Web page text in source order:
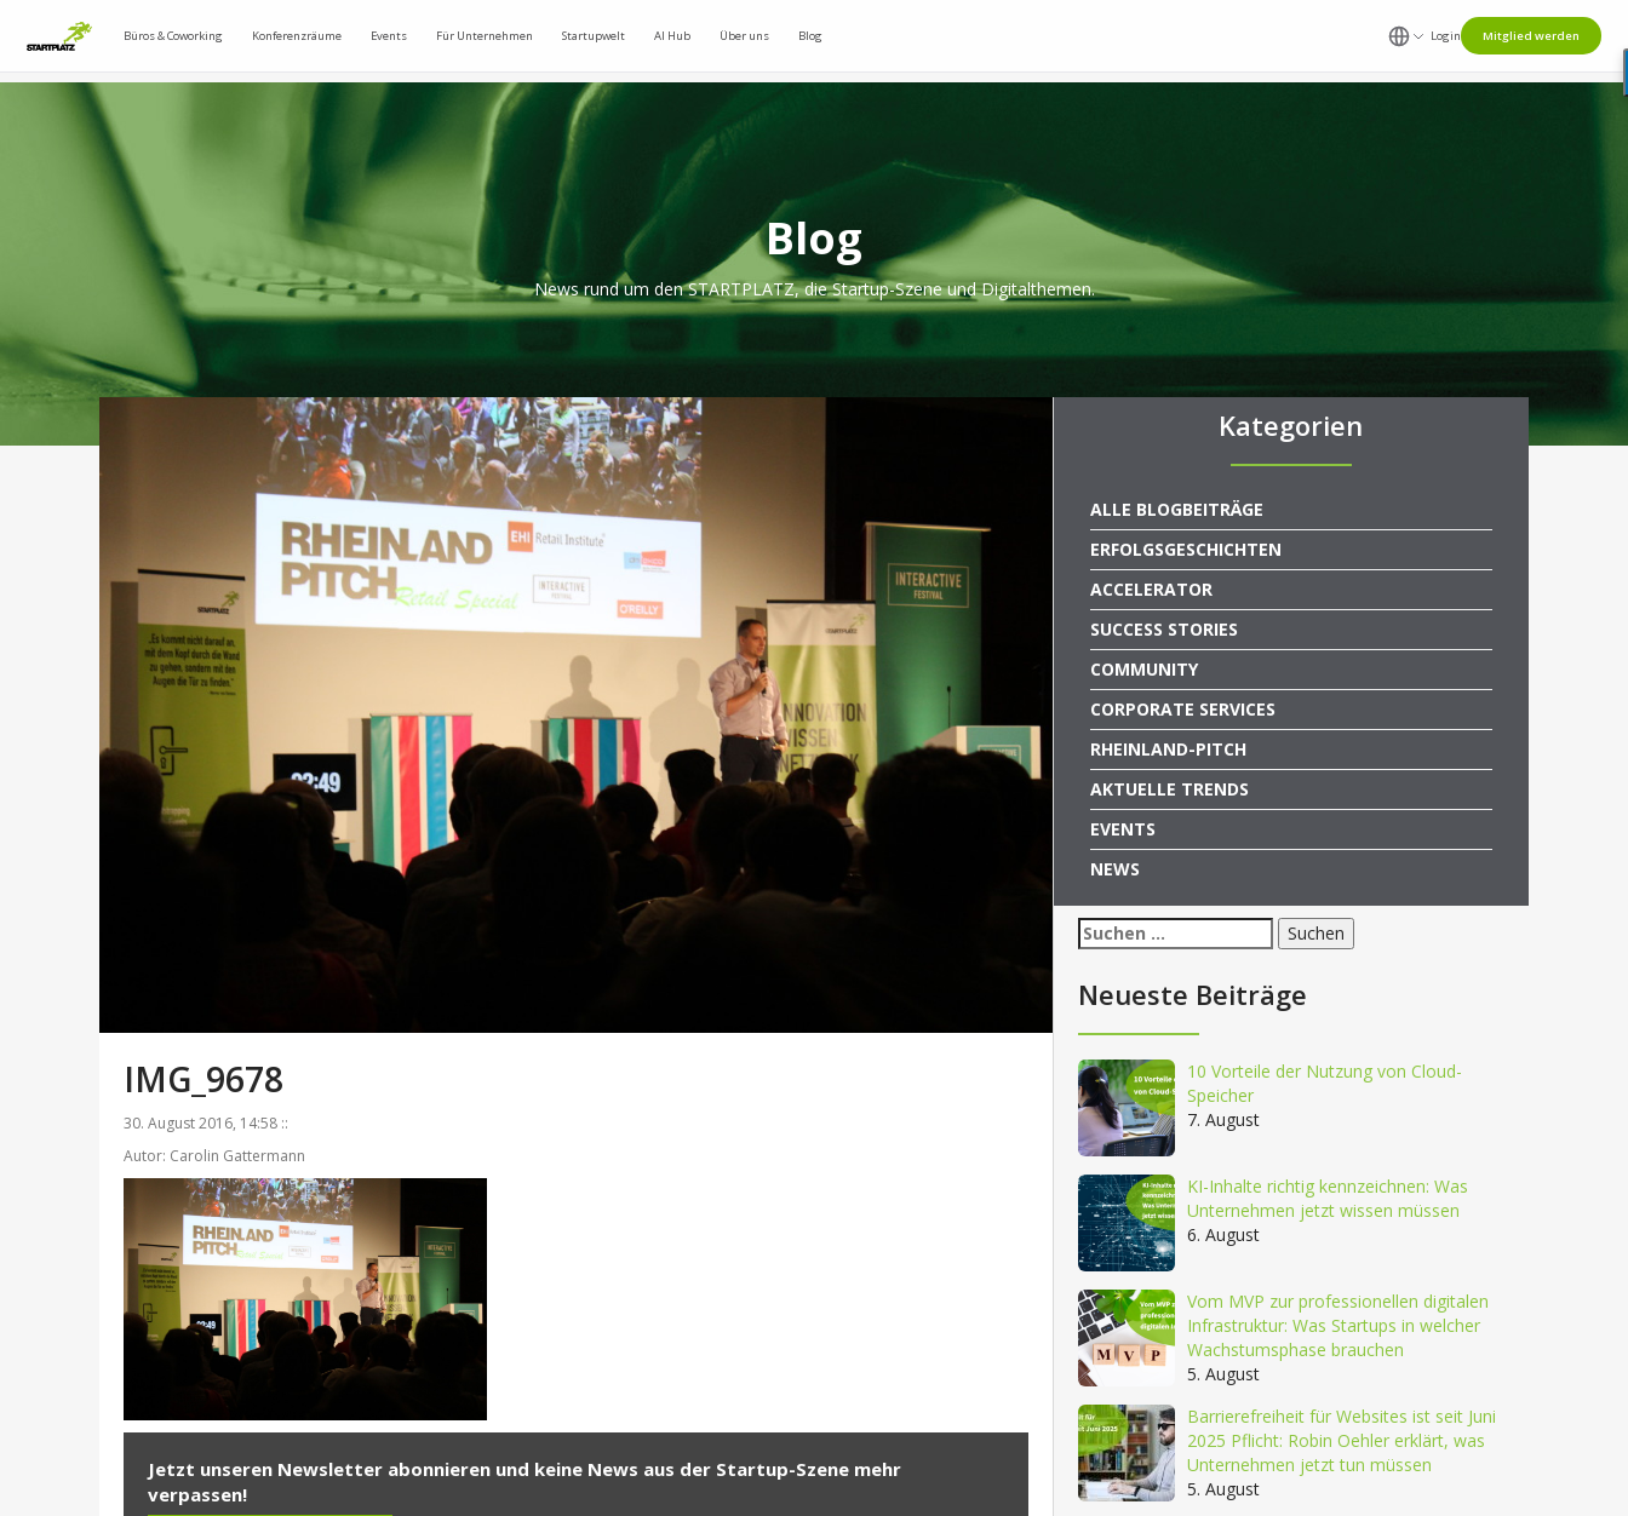
Büros & Coworking Konferenzräume Events Für Unternehmen Startupwelt AI Hub Über uns Blog Login Mitglied werden
Blog
News rund um den STARTPLATZ, die Startup-Szene und Digitalthemen.
IMG_9678
30. August 2016, 14:58 ::
Autor: Carolin Gattermann
Jetzt unseren Newsletter abonnieren und keine News aus der Startup-Szene mehr
verpassen!
Kategorien
ALLE BLOGBEITRÄGE
ERFOLGSGESCHICHTEN
ACCELERATOR
SUCCESS STORIES
COMMUNITY
CORPORATE SERVICES
RHEINLAND-PITCH
AKTUELLE TRENDS
EVENTS
NEWS
Suchen
nach:
Neueste Beiträge
10 Vorteile der Nutzung von Cloud-
Speicher
7. August
KI-Inhalte richtig kennzeichnen: Was
Unternehmen jetzt wissen müssen
6. August
Vom MVP zur professionellen digitalen
Infrastruktur: Was Startups in welcher
Wachstumsphase brauchen
5. August
Barrierefreiheit für Websites ist seit Juni
2025 Pflicht: Robin Oehler erklärt, was
Unternehmen jetzt tun müssen
5. August